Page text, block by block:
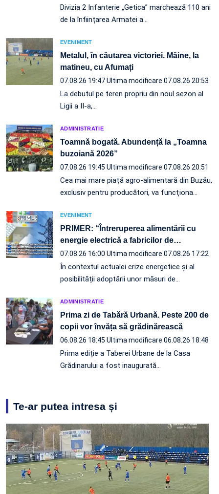
Divizia 2 Infanterie „Getica” marchează 110 ani
de la înființarea Armatei a…
EVENIMENT
Metalul, în căutarea victoriei. Mâine, la
matineu, cu Afumați
07.08.26 19:47Ultima modificare 07.08.26 20:53
La debutul pe teren propriu din noul sezon al
Ligii a II-a,…
ADMINISTRATIE
Toamnă bogată. Abundență la „Toamna
buzoiană 2026”
07.08.26 19:45 Ultima modificare 07.08.26 20:51
Cea mai mare piaţă agro-alimentară din Buzău,
exclusiv pentru producători, va funcţiona…
EVENIMENT
PRIMER: “Întreruperea alimentării cu
energie electrică a fabricilor de…
07.08.26 16:00 Ultima modificare 07.08.26 17:22
În contextul actualei crize energetice și al
posibilității adoptării unor măsuri de…
ADMINISTRATIE
Prima zi de Tabără Urbană. Peste 200 de
copii vor învăța să grădinărească
06.08.26 18:45 Ultima modificare 06.08.26 18:48
Prima ediție a Taberei Urbane de la Casa
Grădinarului a fost inaugurată…
Te-ar putea intresa și